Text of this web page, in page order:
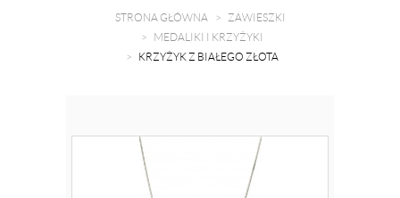
STRONA GŁÓWNA
ZAWIESZKI
MEDALIKI I KRZYŻYKI
KRZYŻYK Z BIAŁEGO ZŁOTA